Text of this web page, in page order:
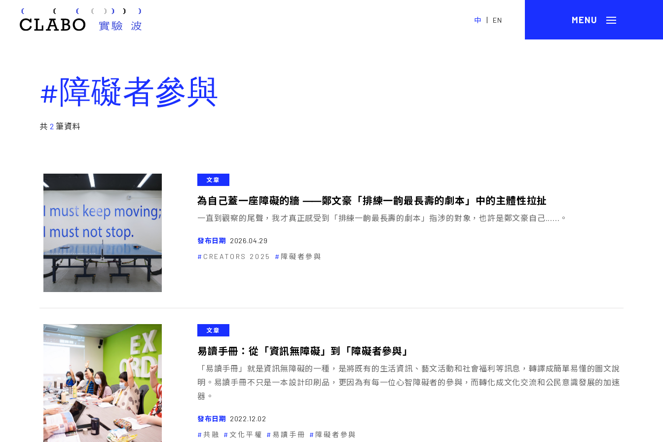
中 | EN
#障礙者參與
共 2筆資料
文章
為自己蓋一座障礙的牆 ⸺鄭文豪「排練一齣最長壽的劇本」中的主體性拉扯
一直到觀察的尾聲，我才真正感受到「排練一齣最長壽的劇本」指涉的對象，也許是鄭文豪自己......。
發布日期 2026.04.29
CREATORS 2025
障礙者參與
文章
易讀手冊：從「資訊無障礙」到「障礙者參與」
「易讀手冊」就是資訊無障礙的一種，是將既有的生活資訊、藝文活動和社會福利等訊息，轉譯成簡單易懂的圖文說
明。易讀手冊不只是一本設計印刷品，更因為有每一位心智障礙者的參與，而轉化成文化交流和公民意識發展的加速
器。
發布日期 2022.12.02
共融
文化平權 易讀手冊 障礙者參與